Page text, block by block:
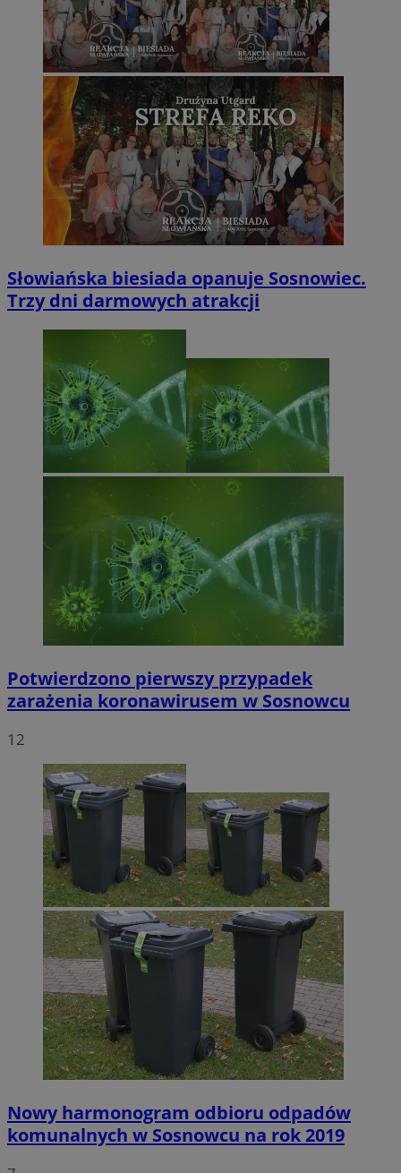
Słowiańska biesiada opanuje Sosnowiec.
Trzy dni darmowych atrakcji
Potwierdzono pierwszy przypadek
zarażenia koronawirusem w Sosnowcu
12
Nowy harmonogram odbioru odpadów
komunalnych w Sosnowcu na rok 2019